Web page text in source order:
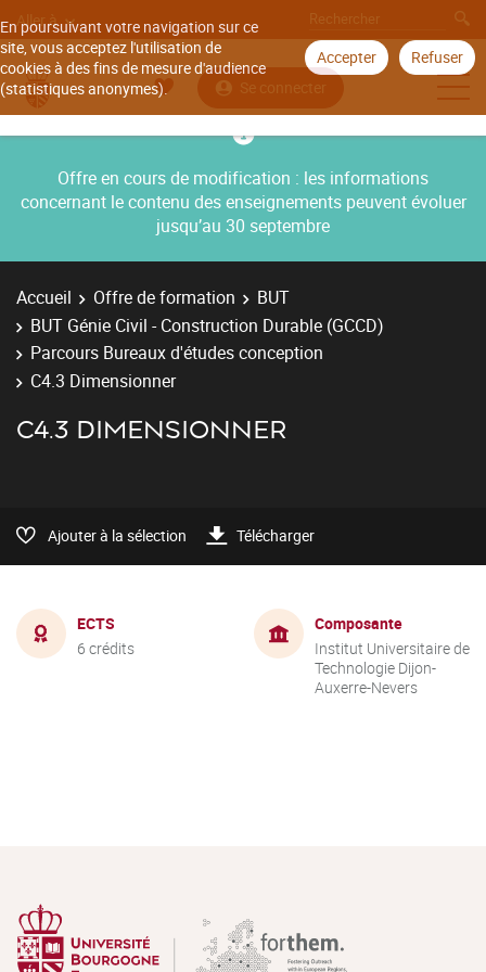
En poursuivant votre navigation sur ce
site, vous acceptez l'utilisation de
cookies à des fins de mesure d'audience
(statistiques anonymes).
Accepter Refuser
Aller à
Se connecter
Offre en cours de modification : les informations
concernant le contenu des enseignements peuvent évoluer
jusqu’au 30 septembre
Accueil Offre de formation
BUT
BUT Génie Civil - Construction Durable (GCCD)
Parcours Bureaux d'études conception
C4.3 Dimensionner
C4.3 DIMENSIONNER
Ajouter à la sélection Télécharger
ECTS
6 crédits
Composante
Institut Universitaire de
Technologie Dijon-
Auxerre-Nevers